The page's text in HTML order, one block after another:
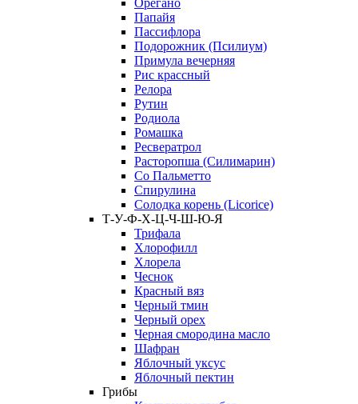
Папайя
Пассифлора
Подорожник (Псилиум)
Примула вечерняя
Рис крассный
Релора
Рутин
Родиола
Ромашка
Ресвератрол
Расторопша (Силимарин)
Со Пальметто
Спирулина
Солодка корень (Licorice)
Т-У-Ф-Х-Ц-Ч-Ш-Ю-Я
Трифала
Хлорофилл
Хлорела
Чеснок
Красный вяз
Черный тмин
Черный орех
Черная смородина масло
Шафран
Яблочный уксус
Яблочный пектин
Грибы